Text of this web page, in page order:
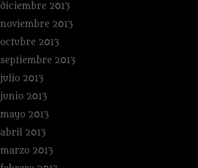
diciembre 2013
noviembre 2013
octubre 2013
septiembre 2013
julio 2013
junio 2013
mayo 2013
abril 2013
marzo 2013